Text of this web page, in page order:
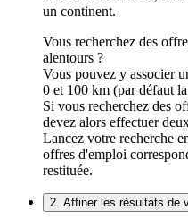
un continent.
Vous recherchez des
alentours ?
Vous pouvez y associer
0 et 100 km (par défaut
Si vous recherchez des
devez alors effectuer
Lancez votre recherche
offres d'emploi
restituée.
2. Affiner les résultats de